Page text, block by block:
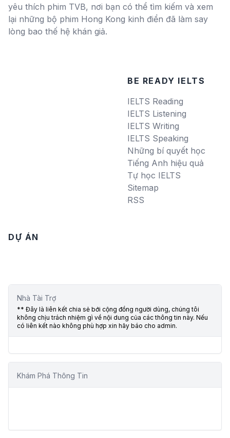
yêu thích phim TVB, nơi bạn có thể tìm kiếm và xem
lại những bộ phim Hong Kong kinh điển đã làm say
lòng bao thế hệ khán giả.
BE READY IELTS
IELTS Reading
IELTS Listening
IELTS Writing
IELTS Speaking
Những bí quyết học
Tiếng Anh hiệu quả
Tự học IELTS
Sitemap
RSS
DỰ ÁN
Nhà Tài Trợ
** Đây là liên kết chia sẻ bới cộng đồng người dùng, chúng tôi
không chịu trách nhiệm gì về nội dung của các thông tin này. Nếu
có liên kết nào không phù hợp xin hãy báo cho admin.
Khám Phá Thông Tin